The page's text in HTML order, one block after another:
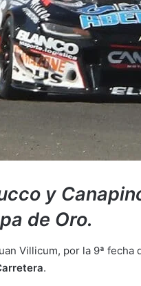
y
de Oro.
Villicum, por la 9ª fecha
.